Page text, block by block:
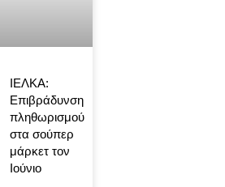
ΙΕΛΚΑ:
Επιβράδυνση
πληθωρισμού
στα σούπερ
μάρκετ τον
Ιούνιο